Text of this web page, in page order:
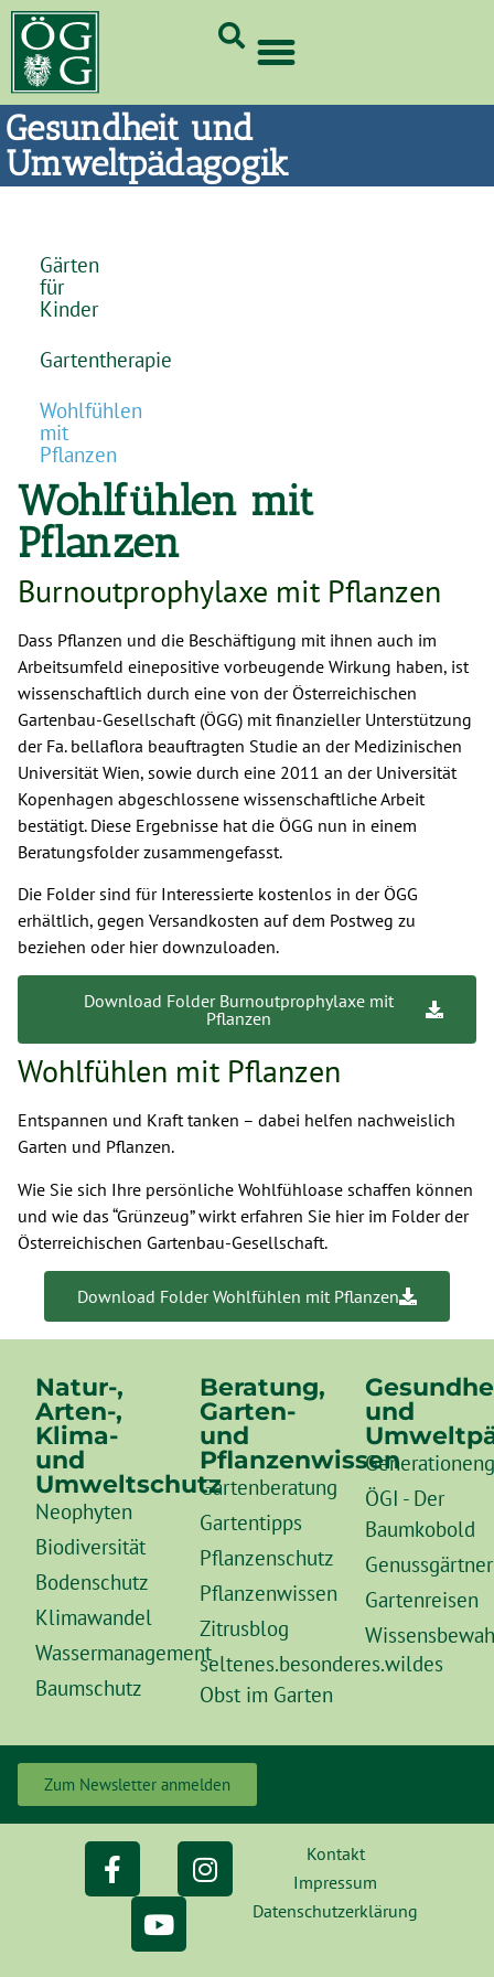
Gesundheit und
Umweltpädagogik
Gärten
für
Kinder
Gartentherapie
Wohlfühlen
mit
Pflanzen
Wohlfühlen mit
Pflanzen
Burnoutprophylaxe mit Pflanzen
Dass Pflanzen und die Beschäftigung mit ihnen auch im
Arbeitsumfeld einepositive vorbeugende Wirkung haben, ist
wissenschaftlich durch eine von der Österreichischen
Gartenbau-Gesellschaft (ÖGG) mit finanzieller Unterstützung
der Fa. bellaflora beauftragten Studie an der Medizinischen
Universität Wien, sowie durch eine 2011 an der Universität
Kopenhagen abgeschlossene wissenschaftliche Arbeit
bestätigt. Diese Ergebnisse hat die ÖGG nun in einem
Beratungsfolder zusammengefasst.
Die Folder sind für Interessierte kostenlos in der ÖGG
erhältlich, gegen Versandkosten auf dem Postweg zu
beziehen oder hier downzuloaden.
Download Folder Burnoutprophylaxe mit
Pflanzen
Wohlfühlen mit Pflanzen
Entspannen und Kraft tanken – dabei helfen nachweislich
Garten und Pflanzen.
Wie Sie sich Ihre persönliche Wohlfühloase schaffen können
und wie das “Grünzeug” wirkt erfahren Sie hier im Folder der
Österreichischen Gartenbau-Gesellschaft.
Download Folder Wohlfühlen mit Pflanzen
Natur-,
Arten-,
Klima-
und
Umweltschutz
Neophyten
Biodiversität
Bodenschutz
Klimawandel
Wassermanagement
Baumschutz
Beratung,
Garten-
und
Pflanzenwissen
Gartenberatung
Gartentipps
Pflanzenschutz
Pflanzenwissen
Zitrusblog
seltenes.besonderes.wildes
Obst im Garten
und
ÖGI - Der
Baumkobold
Gartenreisen
Zum Newsletter anmelden
Kontakt
Impressum
Datenschutzerklärung